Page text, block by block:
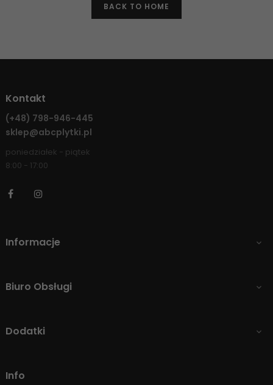
BACK TO HOME
Kontakt
(+48) 798-946-445
sklep@abcplytki.pl
poniedziałek - piątek
8:00 - 17:00
Facebook
Informacje 
Biuro Obsługi 
Dodatki 
Info